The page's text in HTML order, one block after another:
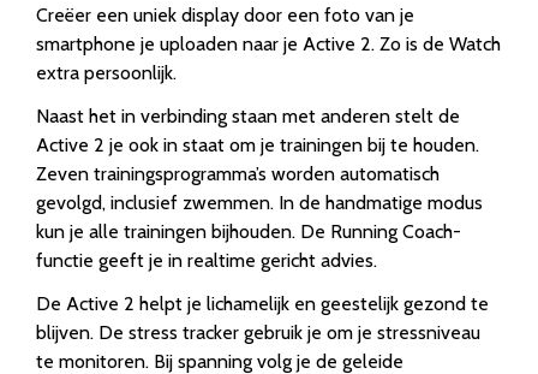
Creëer een uniek display door een foto van je
smartphone je uploaden naar je Active 2. Zo is de Watch
extra persoonlijk.
Naast het in verbinding staan met anderen stelt de
Active 2 je ook in staat om je trainingen bij te houden.
Zeven trainingsprogramma’s worden automatisch
gevolgd, inclusief zwemmen. In de handmatige modus
kun je alle trainingen bijhouden. De Running Coach-
functie geeft je in realtime gericht advies.
De Active 2 helpt je lichamelijk en geestelijk gezond te
blijven. De stress tracker gebruik je om je stressniveau
te monitoren. Bij spanning volg je de geleide